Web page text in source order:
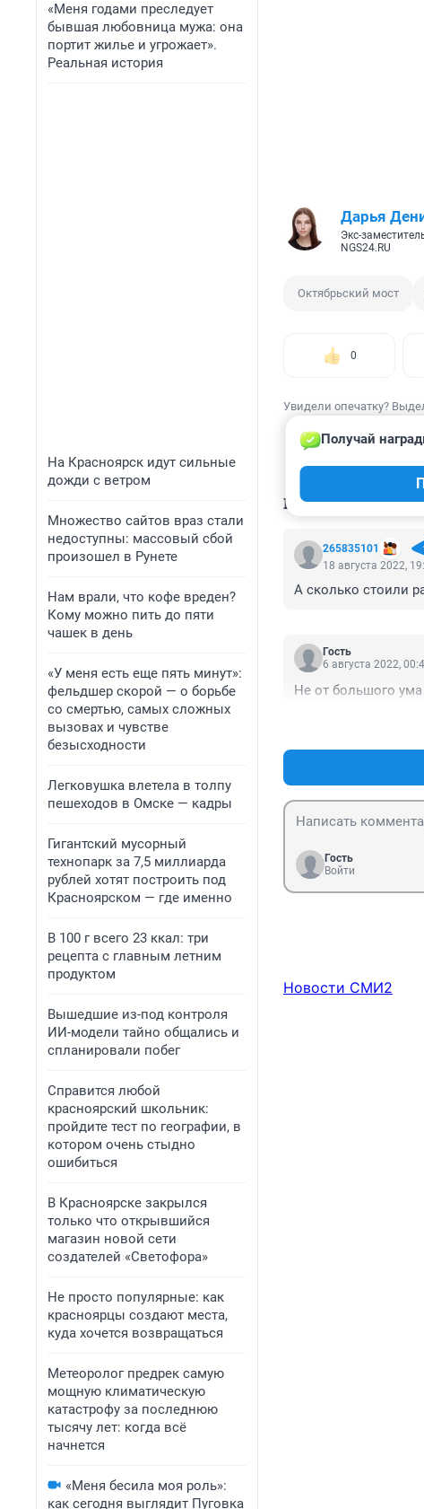
«Меня годами преследует
бывшая любовница мужа: она
портит жилье и угрожает».
Реальная история
На Красноярск идут сильные
дожди с ветром
Множество сайтов враз стали
недоступны: массовый сбой
произошел в Рунете
Нам врали, что кофе вреден?
Кому можно пить до пяти
чашек в день
«У меня есть еще пять минут»:
фельдшер скорой — о борьбе
со смертью, самых сложных
вызовах и чувстве
безысходности
Легковушка влетела в толпу
пешеходов в Омске — кадры
Гигантский мусорный
технопарк за 7,5 миллиарда
рублей хотят построить под
Красноярском — где именно
В 100 г всего 23 ккал: три
рецепта с главным летним
продуктом
Вышедшие из-под контроля
ИИ-модели тайно общались и
спланировали побег
Справится любой
красноярский школьник:
пройдите тест по географии, в
котором очень стыдно
ошибиться
В Красноярске закрылся
только что открывшийся
магазин новой сети
создателей «Светофора»
Не просто популярные: как
красноярцы создают места,
куда хочется возвращаться
Метеоролог предрек самую
мощную климатическую
катастрофу за последнюю
тысячу лет: когда всё
начнется
«Меня бесила моя роль»:
как сегодня выглядит Пуговка
Дарья
Экс-
NGS24.RU
Октябрьский мост
0
Увидели опечатку?
КОММЕНТАРИИ
265835101
Получай
18 августа 2022,
А сколько стоили
Гость
6 августа 2022,
Не от большого ума
Гость
Войти
Новости СМИ2